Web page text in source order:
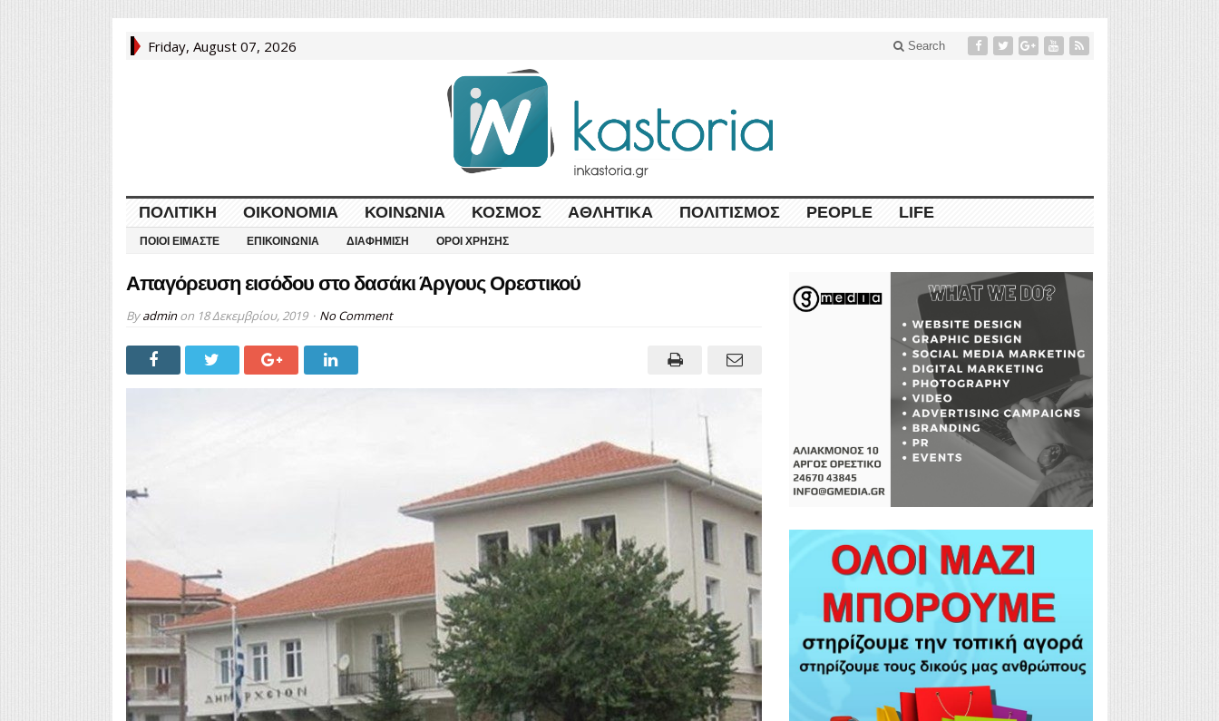
Friday, August 07, 2026 Search
ΠΟΛΙΤΙΚΉ ΟΙΚΟΝΟΜΊΑ ΚΟΙΝΩΝΊΑ ΚΌΣΜΟΣ ΑΘΛΗΤΙΚΆ ΠΟΛΙΤΙΣΜΌΣ PEOPLE LIFE
ΠΟΙΟΙ ΕΊΜΑΣΤΕ ΕΠΙΚΟΙΝΩΝΊΑ ΔΙΑΦΉΜΙΣΗ ΌΡΟΙ ΧΡΉΣΗΣ
Απαγόρευση εισόδου στο δασάκι Άργους Ορεστικού
Byadminon 18 Δεκεμβρίου, 2019 No Comment